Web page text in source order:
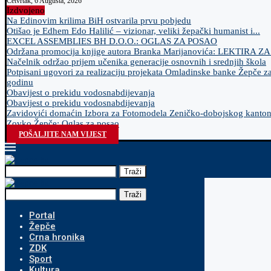
Izdvojeno
Na Edinovim krilima BiH ostvarila prvu pobjedu
Otišao je Edhem Edo Halilić – vizionar, veliki žepački humanist i...
EXCEL ASSEMBLIES BH D.O.O.: OGLAS ZA POSAO
Održana promocija knjige autora Branka Marijanovića: LEKTIRA
Načelnik održao prijem učenika generacije osnovnih i srednjih škola
Potpisani ugovori za realizaciju projekata Omladinske banke Žepče
godinu
Obavijest o prekidu vodosnabdijevanja
Obavijest o prekidu vodosnabdijevanja
Zavidovići domaćin Izbora za Fotomodela Zeničko-dobojskog
Zovko Žepče: Oglas za posao
POŠALJITE NAM VIJEST
Traži
Traži
Portal
Žepče
Crna hronika
ZDK
Sport